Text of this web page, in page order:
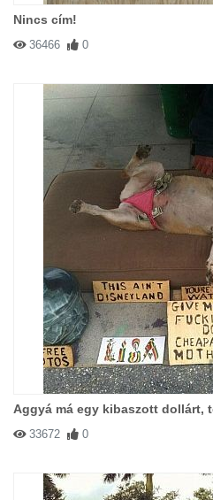
Nincs cím!
36466 0
Aggyá má egy kibaszott dollárt,
33672 0